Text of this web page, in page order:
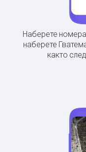
Наберете
наберете
както